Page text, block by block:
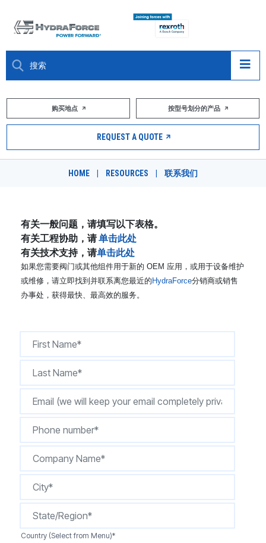
大约关于
市场
职业
DESIGN TOOLS
CONTACT
购买地点
购买地点 按型号划分的产品
REQUEST A QUOTE
HOME RESOURCES 联系我们
有关一般问题，请填写以下表格。
有关工程协助，请单击此处
有关技术支持，请单击此处
如果您需要阀门或其他组件用于新的 OEM 应用，或用于设备维护
或维修，请立即找到并联系离您最近的 HydraForce分销商或销售
办事处，获得最快、最高效的服务。
Country (Select from Menu)*